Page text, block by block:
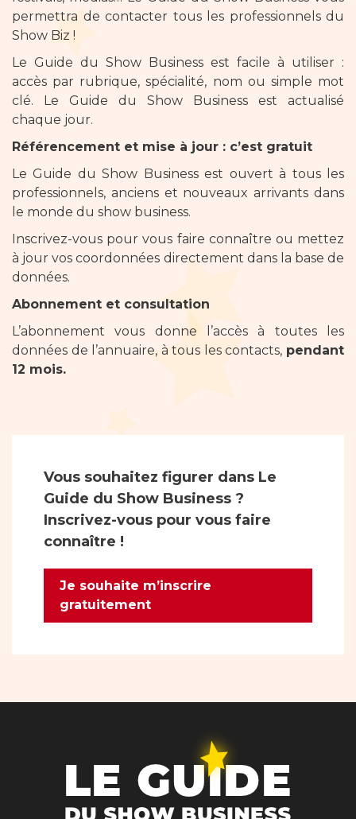
permettra de contacter tous les professionnels du
Show Biz !
Le Guide du Show Business est facile à utiliser :
accès par rubrique, spécialité, nom ou simple mot
clé. Le Guide du Show Business est actualisé
chaque jour.
Référencement et mise à jour : c’est gratuit
Le Guide du Show Business est ouvert à tous les
professionnels, anciens et nouveaux arrivants dans
le monde du show business.
Inscrivez-vous pour vous faire connaître ou mettez
à jour vos coordonnées directement dans la base de
données.
Abonnement et consultation
L’abonnement vous donne l’accès à toutes les
données de l’annuaire, à tous les contacts, pendant
12 mois.
Vous souhaitez figurer dans Le
Guide du Show Business ?
Inscrivez-vous pour vous faire
connaître !
Je souhaite m’inscrire
gratuitement